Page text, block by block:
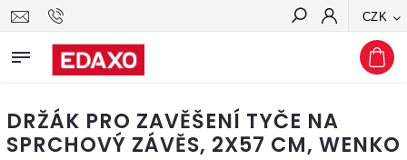
CZK
Hledat
DRŽÁK PRO ZAVĚŠENÍ TYČE NA
SPRCHOVÝ ZÁVĚS, 2X57 CM, WENKO